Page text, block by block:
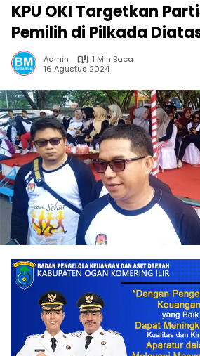
KPU OKI Targetkan
Pemilih di Pilkada
Admin
1 Min Baca
16 Agustus 2024